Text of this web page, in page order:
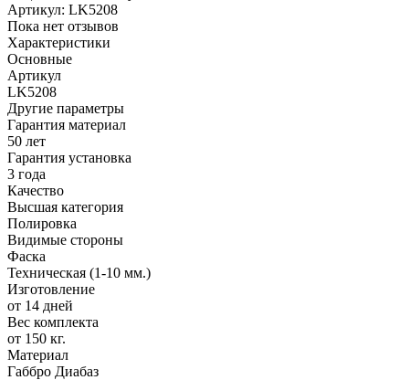
Артикул: LK5208
Пока нет отзывов
Характеристики
Основные
Артикул
LK5208
Другие параметры
Гарантия материал
50 лет
Гарантия установка
3 года
Качество
Высшая категория
Полировка
Видимые стороны
Фаска
Техническая (1-10 мм.)
Изготовление
от 14 дней
Вес комплекта
от 150 кг.
Материал
Габбро Диабаз